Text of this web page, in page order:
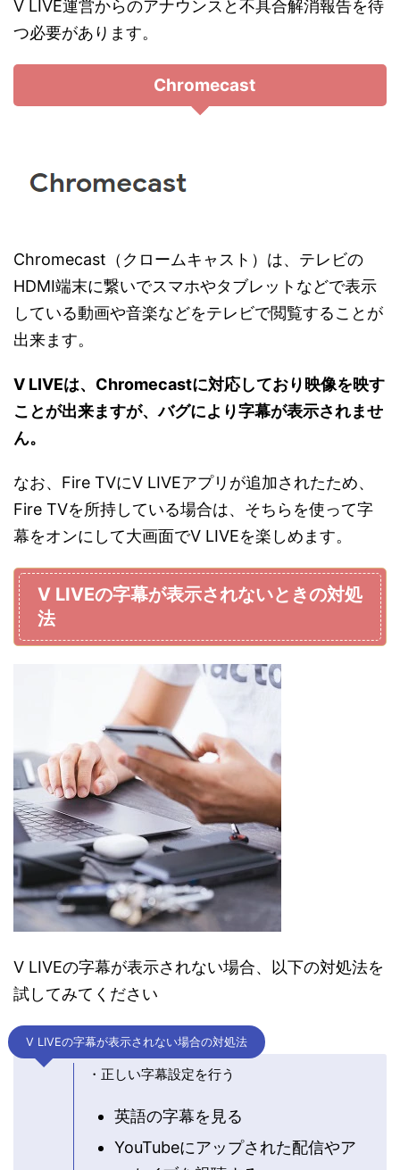
V LIVE運営からのアナウンスと不具合解消報告を待
つ必要があります。
Chromecast
Chromecast（クロームキャスト）は、テレビの
HDMI端末に繋いでスマホやタブレットなどで表示
している動画や音楽などをテレビで閲覧することが
出来ます。
V LIVEは、Chromecastに対応しており映像を映す
ことが出来ますが、バグにより字幕が表示されませ
ん。
なお、Fire TVにV LIVEアプリが追加されたため、
Fire TVを所持している場合は、そちらを使って字
幕をオンにして大画面でV LIVEを楽しめます。
V LIVEの字幕が表示されないときの対処
法
V LIVEの字幕が表示されない場合、以下の対処法を
試してみてください
V LIVEの字幕が表示されない場合の対処法
・正しい字幕設定を行う
英語の字幕を見る
YouTubeにアップされた配信やア